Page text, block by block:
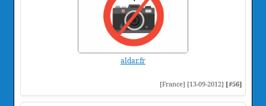
aldar.fr
[France] [13-09-2012] [#56]